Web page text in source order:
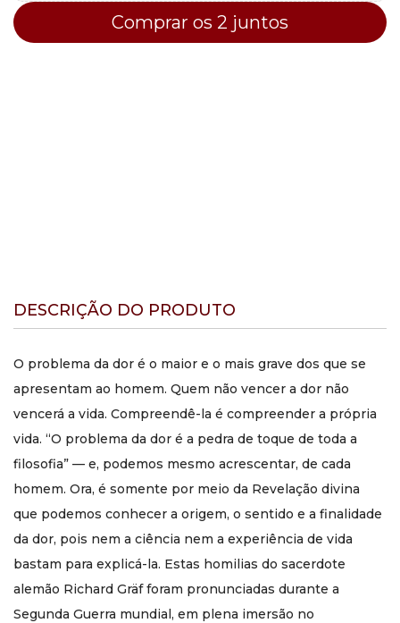
Comprar os 2 juntos
DESCRIÇÃO DO PRODUTO
O problema da dor é o maior e o mais grave dos que se
apresentam ao homem. Quem não vencer a dor não
vencerá a vida. Compreendê-la é compreender a própria
vida. “O problema da dor é a pedra de toque de toda a
filosofia” — e, podemos mesmo acrescentar, de cada
homem. Ora, é somente por meio da Revelação divina
que podemos conhecer a origem, o sentido e a finalidade
da dor, pois nem a ciência nem a experiência de vida
bastam para explicá-la. Estas homilias do sacerdote
alemão Richard Gräf foram pronunciadas durante a
Segunda Guerra mundial, em plena imersão no